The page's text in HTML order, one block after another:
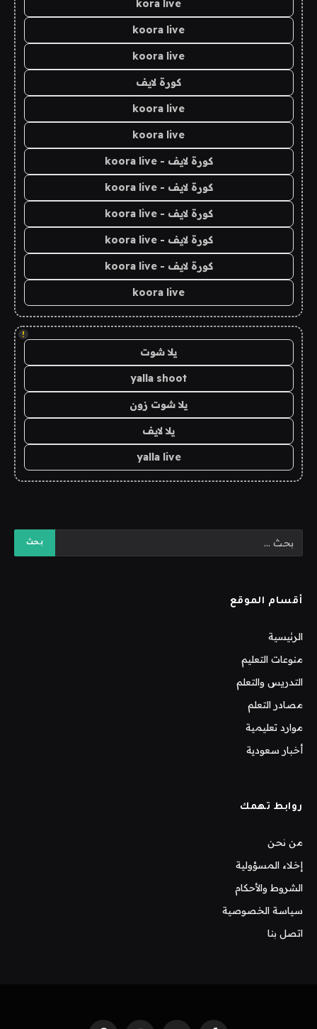
kora live
koora live
koora live
كورة لايف
koora live
koora live
كورة لايف - koora live
كورة لايف - koora live
كورة لايف - koora live
كورة لايف - koora live
كورة لايف - koora live
koora live
!
يلا شوت
yalla shoot
يلا شوت زون
يلا لايف
yalla live
أقسام الموقع
الرئيسية
منوعات التعليم
التدريس والتعلم
مصادر التعلم
موارد تعليمية
أخبار سعودية
روابط تهمك
من نحن
إخلاء المسؤولية
الشروط والأحكام
سياسة الخصوصية
اتصل بنا